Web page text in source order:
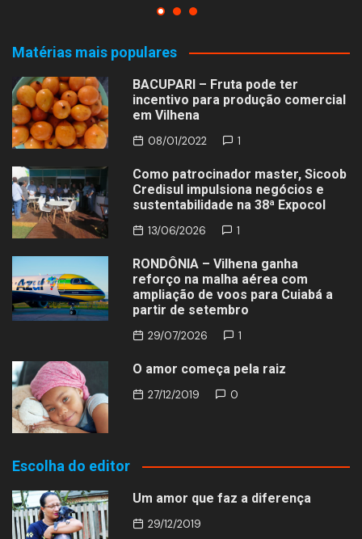
Matérias mais populares
BACUPARI – Fruta pode ter
incentivo para produção comercial
em Vilhena
08/01/2022 1
Como patrocinador master, Sicoob
Credisul impulsiona negócios e
sustentabilidade na 38ª Expocol
13/06/2026 1
RONDÔNIA – Vilhena ganha
reforço na malha aérea com
ampliação de voos para Cuiabá a
partir de setembro
29/07/2026 1
O amor começa pela raiz
27/12/2019 0
Escolha do editor
Um amor que faz a diferença
29/12/2019